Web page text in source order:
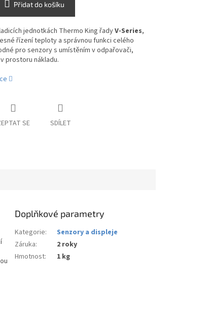
Přidat do košíku
jednotkách Thermo King řadyV-Series,
řízení teploty a správnou funkci celého
pro senzory s umístěním v odpařovači,
prostoru nákladu.
SE SDÍLET
Doplňkové parametry
Kategorie:
Senzory a displeje
Záruka:
2 roky
Hmotnost: 1 kg